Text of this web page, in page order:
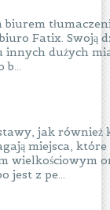
biurem
Fatix. Swoją
dużych
b...
jak również
miejsca, które
wielkościowym
jest z pe...